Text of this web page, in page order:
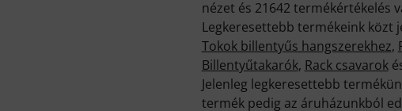
nézet és 21642 termékértékelés
Legkeresettebb termékeink közt
Tokok billentyűs hangszerekhez,
Billentyűtakarók, Rack csavarok
Jelenleg legkeresettebb
termék pedig az áruházunkból